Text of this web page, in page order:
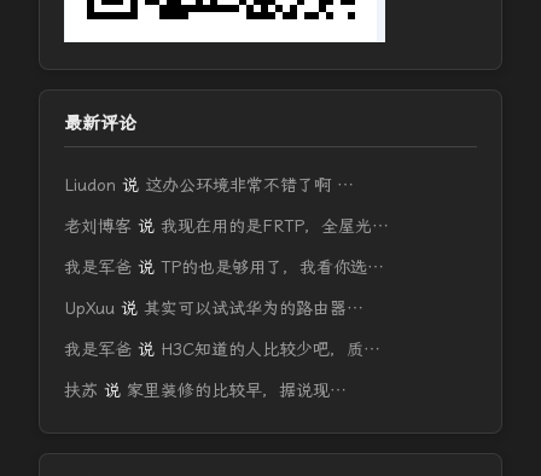
最新评论
Liudon 说 这办公环境非常不错了啊 …
老刘博客 说 我现在用的是FRTP，全屋光…
我是军爸 说 TP的也是够用了，我看你选…
UpXuu 说 其实可以试试华为的路由器…
我是军爸 说 H3C知道的人比较少吧，质…
扶苏 说 家里装修的比较早，据说现…